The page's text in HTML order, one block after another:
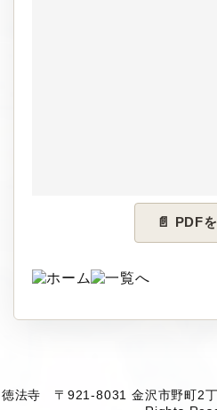
📄 PDF
徳法寺 〒921-8031 金沢市野町2